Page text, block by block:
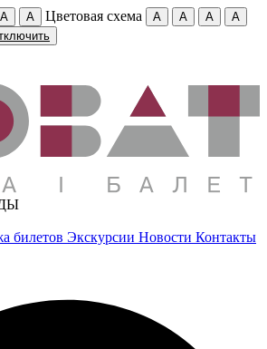
A A Цветовая схема A A A
A
билетов Экскурсии Новости Контакты